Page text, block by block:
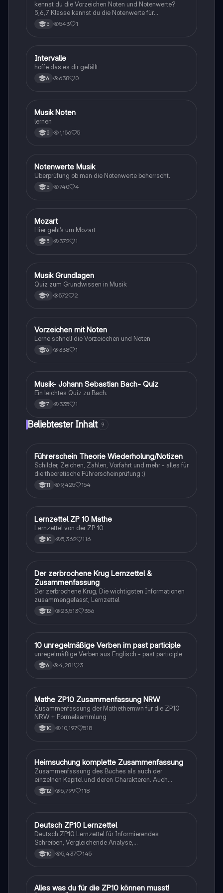
kennst du die Vorzeichen Noten und Notenwerte?
5,6,7 Klasse kannst du die Notenwerte für
unterscheiden und weißt du welche wie viele schläge
haben? wenn ja dann kannst du dich jetzt hier testen
5 543 1
IMusik
Intervalle
hoffe das es dir gefällt
6 638 0
MMusik
Musik Noten
lernen
5 1,156 5
NMusik
Notenwerte Musik
Überprüfung ob man die Notenwerte beherrscht.
5 740 4
MMusik
Mozart
Hier geht‘s um Mozart
5 372 1
MMusik
Musik Grundlagen
Quiz zum Grundwissen in Musik
9 572 2
VMusik
Vorzeichen mit Noten
Lerne schnell die Vorzeicchen und Noten
6 338 1
MMusik
Musik- Johann Sebastian Bach- Quiz
Ein leichtes Quiz zu Bach.
7 335 1
Beliebtester Inhalt 9
Lerntipps
Führerschein Theorie Wiederholung/Notizen
Schilder, Zeichen, Zahlen, Vorfahrt und mehr - alles für
die theoretische Führerscheinprüfung :)
11 9,425 154
Mathe
Lernzettel ZP 10 Mathe
Lernzettel von der ZP 10
10 5,362 116
Deutsch
Der zerbrochene Krug Lernzettel &
Zusammenfassung
Der zerbrochene Krug, Die wichtigsten Informationen
zusammengefasst, Lernzettel
12 23,513 356
1 Englisch
10 unregelmäßige Verben im past participle
unregelmäßige Verben aus Englisch - past participle
6 4,281 3
Mathe
Mathe ZP10 Zusammenfassung NRW
Zusammenfassung der Mathethemwn für die ZP10
NRW + Formelsammlung
10 10,197 518
Deutsch
Heimsuchung komplette Zusammenfassung
Zusammenfassung des Buches als auch der
einzelnen Kapitel und deren Charakteren. Auch
tabellarisch. Im Unterricht ohne KI erstellt
12 5,799 118
Deutsch
Deutsch ZP10 Lernzettel
Deutsch ZP10 Lernzettel für Informierendes
Schreiben, Vergleichende Analyse,
Sachtexte/Roman/Gedicht..
10 5,437 145
Mathe
Alles was du für die ZP10 können musst!